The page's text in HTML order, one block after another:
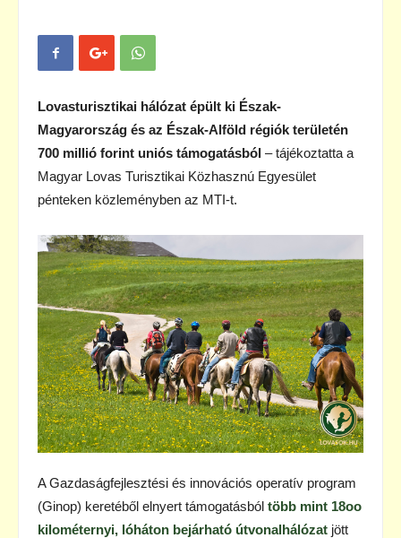
Lovasturisztikai hálózat épült ki Észak-
Magyarország és az Észak-Alföld régiók területén
700 millió forint uniós támogatásból – tájékoztatta a
Magyar Lovas Turisztikai Közhasznú Egyesület
pénteken közleményben az MTI-t.
A Gazdaságfejlesztési és innovációs operatív program
(Ginop) keretéből elnyert támogatásból több mint 18oo
kilométernyi, lóháton bejárható útvonalhálózat jött